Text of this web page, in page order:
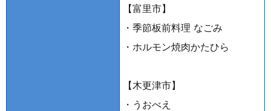
【富里市】
・季節板前料理 なごみ
・ホルモン焼肉かたひら
【木更津市】
・うおべえ